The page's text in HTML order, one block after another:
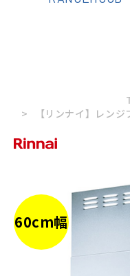
【リンナイ】レン
60cm幅